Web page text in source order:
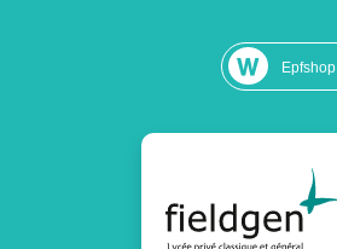
Epfshop